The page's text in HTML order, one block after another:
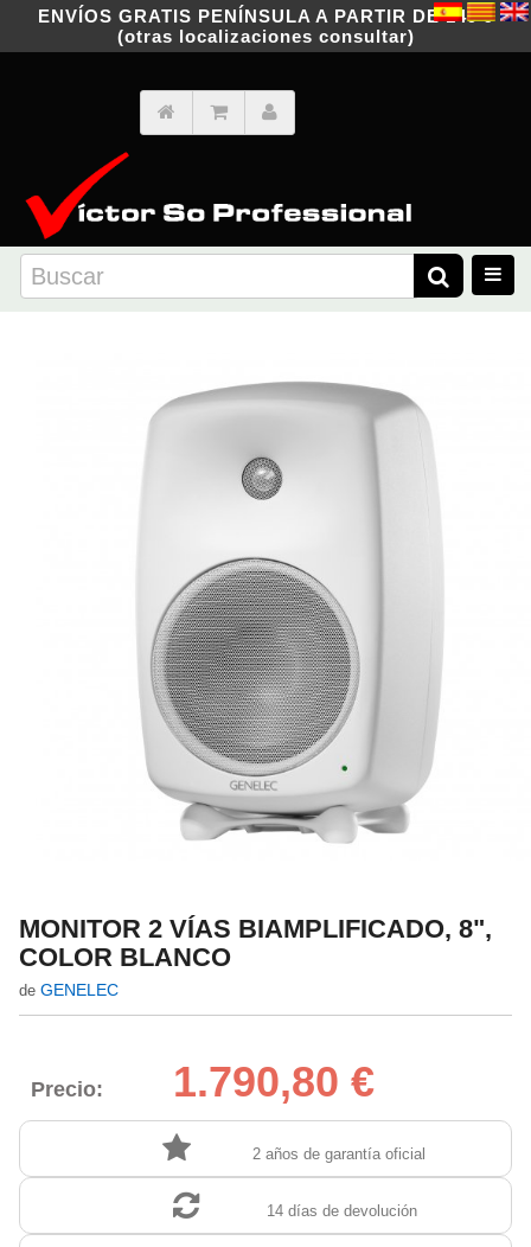
ENVÍOS GRATIS PENÍNSULA A PARTIR DE 149 €
(otras localizaciones consultar)
MONITOR 2 VÍAS BIAMPLIFICADO, 8",
COLOR BLANCO
de GENELEC
Precio: 1.790,80 €
2 años de garantía oficial
14 días de devolución